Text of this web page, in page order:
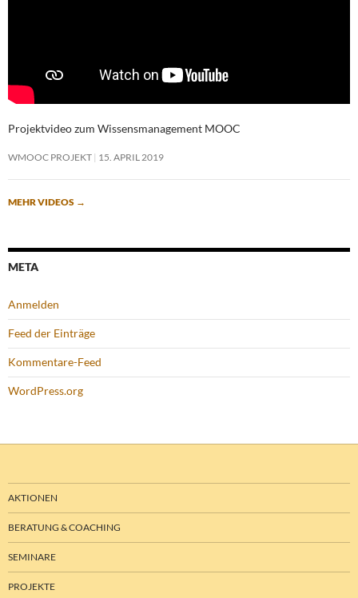
Projektvideo zum Wissensmanagement MOOC
WMOOC PROJEKT 15. APRIL 2019
MEHR VIDEOS →
META
Anmelden
Feed der Einträge
Kommentare-Feed
WordPress.org
AKTIONEN
BERATUNG & COACHING
SEMINARE
PROJEKTE